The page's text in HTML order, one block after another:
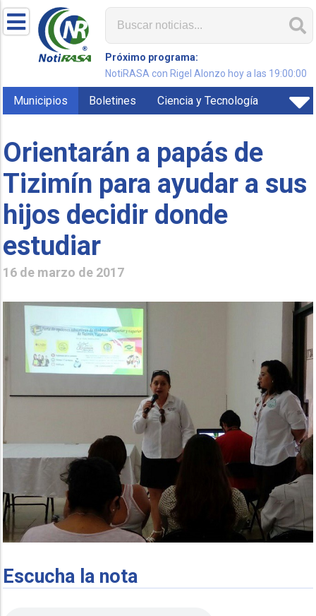
Próximo programa:
NotiRASA con Rigel Alonzo hoy a las 19:00:00
Municipios Boletines Ciencia y Tecnología
Orientarán a papás de
Tizimín para ayudar a sus
hijos decidir donde
estudiar
16 de marzo de 2017
Escucha la nota